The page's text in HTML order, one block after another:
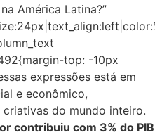
América Latina?”
top: -10px
expressões está em
e econômico,
do mundo inteiro.
contribuiu com 3% do PIB